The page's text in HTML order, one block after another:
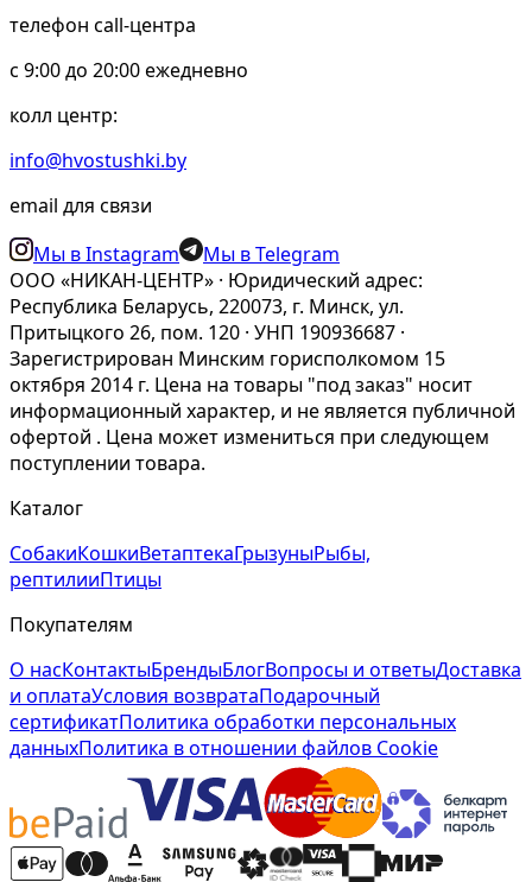
телефон call-центра
c 9:00 до 20:00 ежедневно
колл центр:
info@hvostushki.by
email для связи
Мы в Instagram
Мы в Telegram
ООО «НИКАН-ЦЕНТР» · Юридический адрес:
Республика Беларусь, 220073, г. Минск, ул.
Притыцкого 26, пом. 120 · УНП 190936687 ·
Зарегистрирован Минским горисполкомом 15
октября 2014 г. Цена на товары "под заказ" носит
информационный характер, и не является публичной
офертой . Цена может измениться при следующем
поступлении товара.
Каталог
СобакиКошкиВетаптекаГрызуныРыбы,
рептилииПтицы
Покупателям
О насКонтактыБрендыБлогВопросы и ответыДоставка
и оплатаУсловия возвратаПодарочный
сертификатПолитика обработки персональных
данныхПолитика в отношении файлов Cookie